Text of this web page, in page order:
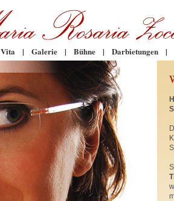
Vita | Galerie | Bühne | Darbietungen |